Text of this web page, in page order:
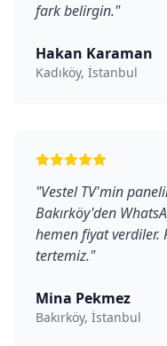
fark belirgin."
Hakan Karaman
Kadıköy, İstanbul
"Vestel TV'min
Bakırköy'den
hemen fiyat verdiler.
tertemiz."
Mina Pekmez
Bakırköy, İstanbul